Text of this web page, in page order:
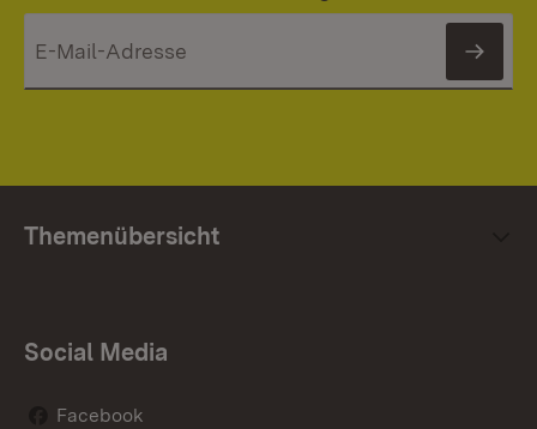
Themenübersicht
Social Media
Facebook